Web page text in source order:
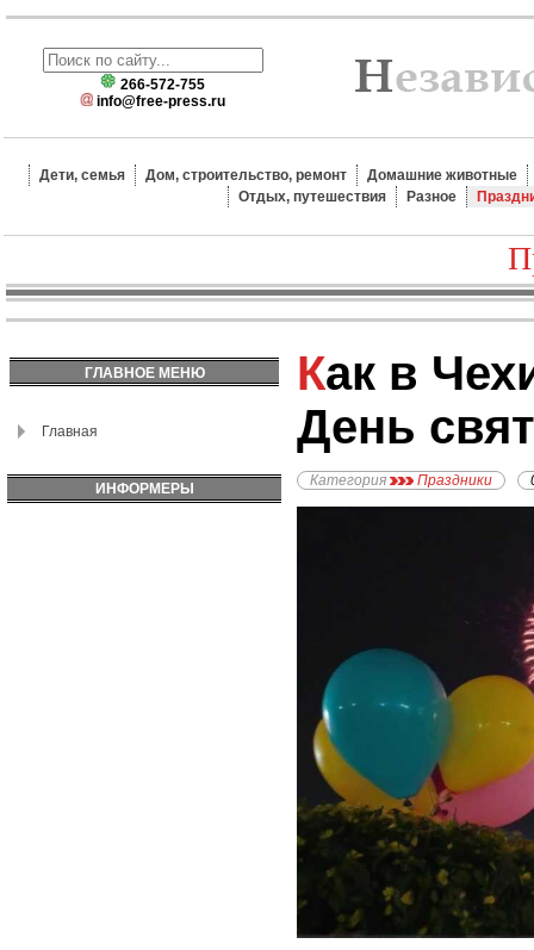
266-572-755
info@free-press.ru
Дети, семья Дом, строительство, ремонт
Домашние животные
Отдых, путешествия
Разное
ГЛАВНОЕ МЕНЮ
Главная
ИНФОРМЕРЫ
Как в Чехии празднуют
День
Категория Праздники